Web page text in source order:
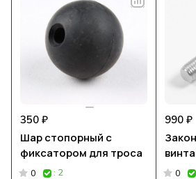
350 ₽
Шар стопорный с
фиксатором для троса
0 : 2
990 ₽
0